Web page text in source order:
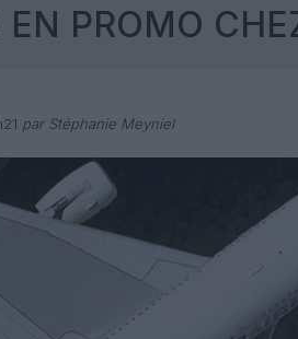
EN PROMO
par Stéphanie Meyniel